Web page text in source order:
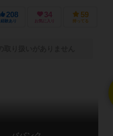
208
経験あり
34
お気に入り
59
持ってる